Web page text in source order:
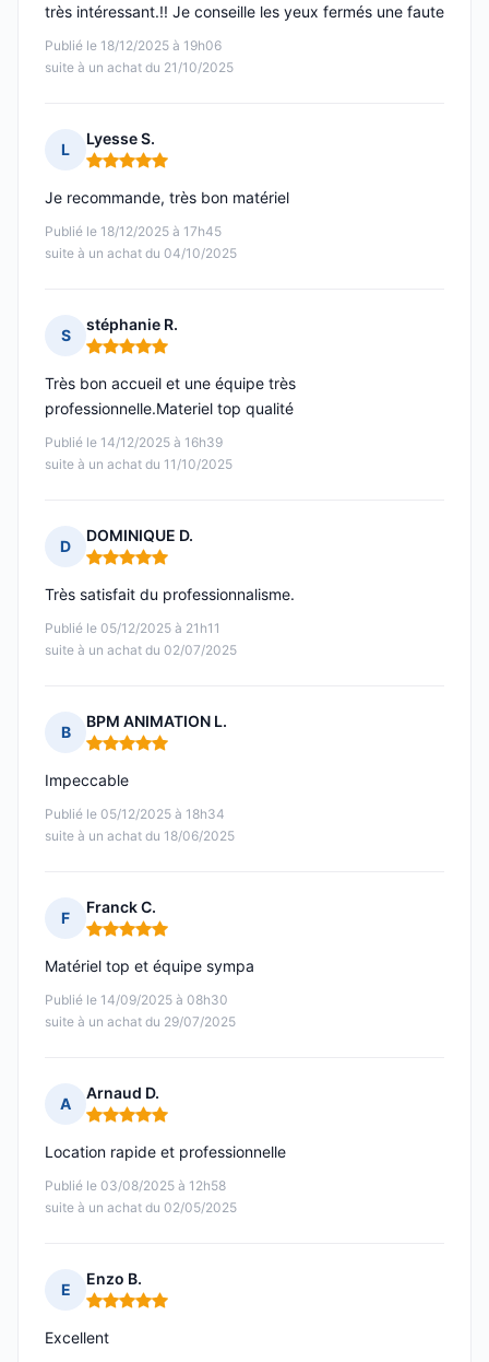
Publié le 18/12/2025 à 19h06
suite à un achat du 21/10/2025
très intéressant.!! Je conseille les yeux fermés une faute
L
Lyesse S.
Note : 5 sur 5
Publié le 18/12/2025 à 17h45
suite à un achat du 04/10/2025
Je recommande, très bon matériel
S
stéphanie R.
Note : 5 sur 5
Publié le 14/12/2025 à 16h39
suite à un achat du 11/10/2025
Très bon accueil et une équipe très
professionnelle.Materiel top qualité
D
DOMINIQUE D.
Note : 5 sur 5
Publié le 05/12/2025 à 21h11
suite à un achat du 02/07/2025
Très satisfait du professionnalisme.
B
BPM ANIMATION L.
Note : 5 sur 5
Publié le 05/12/2025 à 18h34
suite à un achat du 18/06/2025
Impeccable
F
Franck C.
Note : 5 sur 5
Publié le 14/09/2025 à 08h30
suite à un achat du 29/07/2025
Matériel top et équipe sympa
A
Arnaud D.
Note : 5 sur 5
Publié le 03/08/2025 à 12h58
suite à un achat du 02/05/2025
Location rapide et professionnelle
E
Enzo B.
Note : 5 sur 5
Excellent